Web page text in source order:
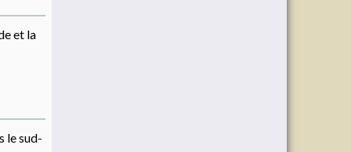
et la
le sud-